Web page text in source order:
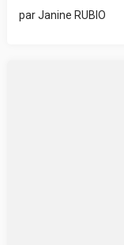
parJanine RUBIO